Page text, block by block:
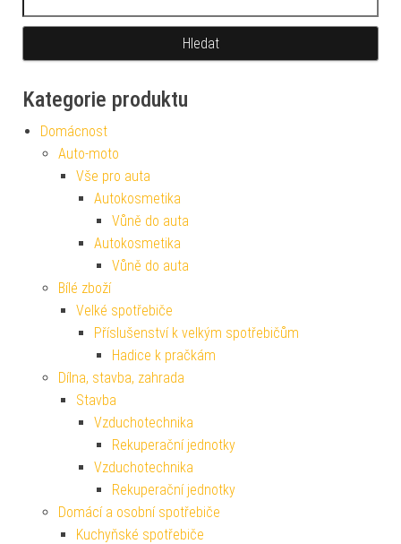
Kategorie produktu
Domácnost
Auto-moto
Vše pro auta
Autokosmetika
Vůně do auta
Autokosmetika
Vůně do auta
Bílé zboží
Velké spotřebiče
Příslušenství k velkým spotřebičům
Hadice k pračkám
Dílna, stavba, zahrada
Stavba
Vzduchotechnika
Rekuperační jednotky
Vzduchotechnika
Rekuperační jednotky
Domácí a osobní spotřebiče
Kuchyňské spotřebiče